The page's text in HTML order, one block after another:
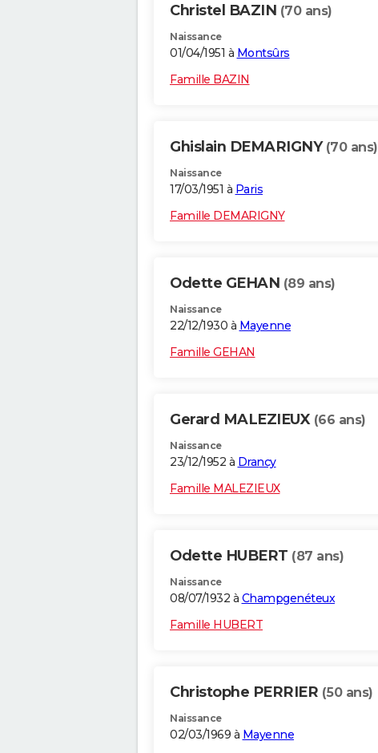
Christel BAZIN (70 ans)
Naissance
01/04/1951 à Montsûrs
Famille BAZIN
Ghislain DEMARIGNY (70 ans)
Naissance
17/03/1951 à Paris
Famille DEMARIGNY
Odette GEHAN (89 ans)
Naissance
22/12/1930 à Mayenne
Famille GEHAN
Gerard MALEZIEUX (66 ans)
Naissance
23/12/1952 à Drancy
Famille MALEZIEUX
Odette HUBERT (87 ans)
Naissance
08/07/1932 à Champgenéteux
Famille HUBERT
Christophe PERRIER (50 ans)
Naissance
02/03/1969 à Mayenne